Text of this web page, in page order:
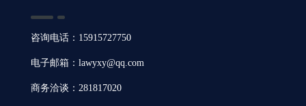
咨询电话：15915727750
电子邮箱：lawyxy@qq.com
商务洽谈：281817020